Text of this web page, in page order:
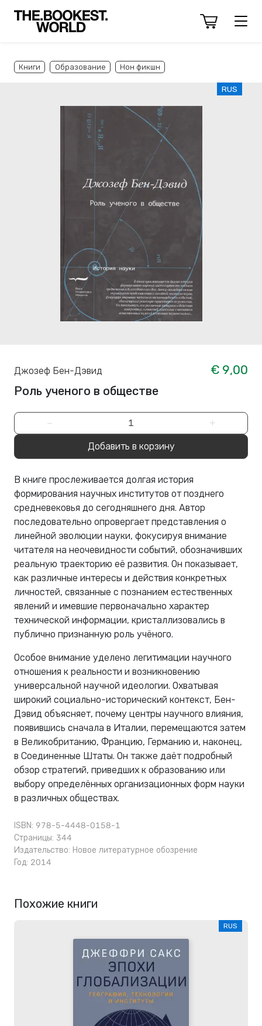
Книги Образование Нон фикшн
RUS
Джозеф Бен-Дэвид
€ 9,00
Роль ученого в обществе
− +
Добавить в корзину
В книге прослеживается долгая история
формирования научных институтов от позднего
средневековья до сегодняшнего дня. Автор
последовательно опровергает представления о
линейной эволюции науки, фокусируя внимание
читателя на неочевидности событий, обозначивших
реальную траекторию её развития. Он показывает,
как различные интересы и действия конкретных
личностей, связанные с познанием естественных
явлений и имевшие первоначально характер
технической информации, кристаллизовались в
публично признанную роль учёного.
Особое внимание уделено легитимации научного
отношения к реальности и возникновению
универсальной научной идеологии. Охватывая
широкий социально-исторический контекст, Бен-
Дэвид объясняет, почему центры научного влияния,
появившись сначала в Италии, перемещаются затем
в Великобританию, Францию, Германию и, наконец,
в Соединенные Штаты. Он также даёт подробный
обзор стратегий, приведших к образованию или
выбору определённых организационных форм науки
в различных обществах.
ISBN: 978-5-4448-0158-1
Страницы: 344
Издательство: Новое литературное обозрение
Год: 2014
Похожие книги
RUS